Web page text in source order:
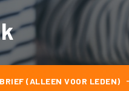
(ALLEEN VOOR LEDEN)